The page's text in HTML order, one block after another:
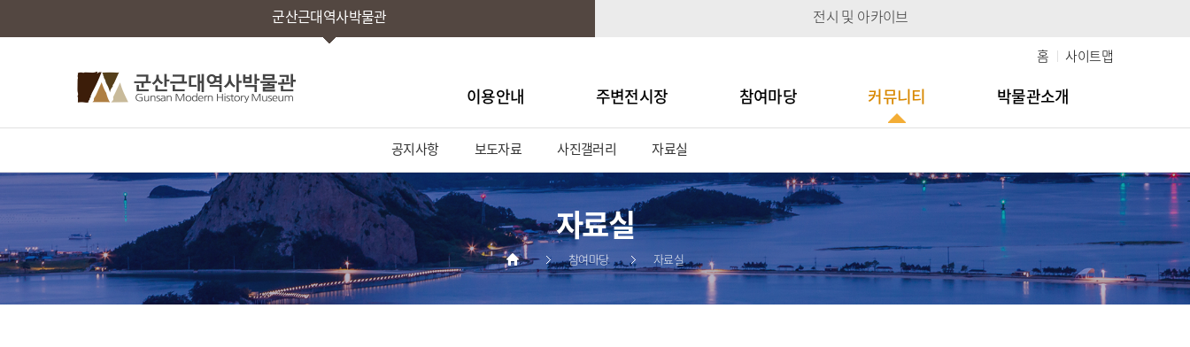
군산근대역사박물관 전시 및 아카이브
홈 사이트맵
이용안내 주변전시장 참여마당 커뮤니티 박물관소개
공지사항 보도자료 사진갤러리 자료실
자료실
참여마당 자료실